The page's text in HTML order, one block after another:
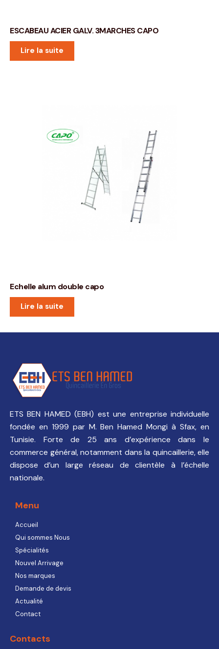
ESCABEAU ACIER GALV. 3MARCHES CAPO
Lire la suite
Echelle alum double capo
Lire la suite
ETS BEN HAMED (EBH) est une entreprise individuelle
fondée en 1999 par M. Ben Hamed Mongi à Sfax, en
Tunisie. Forte de 25 ans d’expérience dans le
commerce général, notamment dans la quincaillerie, elle
dispose d’un large réseau de clientèle à l’échelle
nationale.
Menu
Accueil
Qui sommes Nous
Spécialités
Nouvel Arrivage
Nos marques
Demande de devis
Actualité
Contact
Contacts